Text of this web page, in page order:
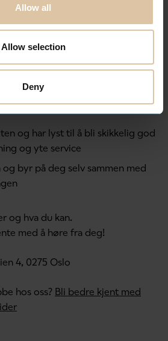
Allow all
Allow selection
Deny
deg?
og har lyst til å bli skikkelig god
og yte service
og byr på deg selv sammen med
og hva du kan.
med å høre fra deg!
4, 0275 Oslo
hos oss? Bli bedre kjent med